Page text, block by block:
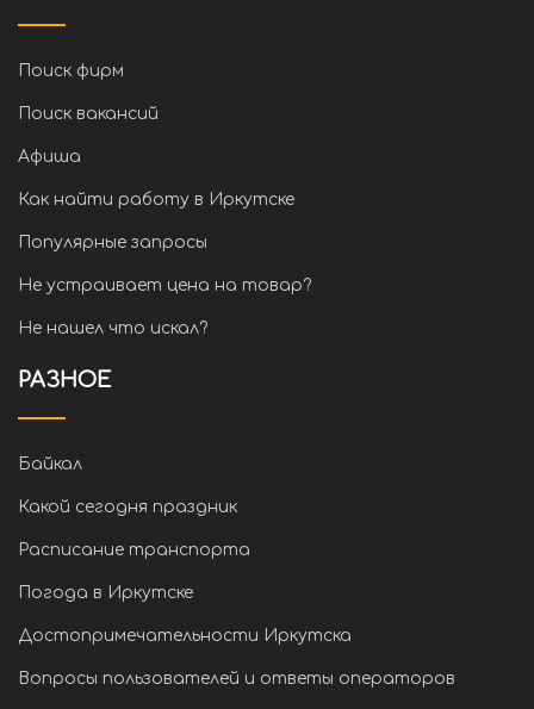
Поиск фирм
Поиск вакансий
Афиша
Как найти работу в Иркутске
Популярные запросы
Не устраивает цена на товар?
Не нашел что искал?
РАЗНОЕ
Байкал
Какой сегодня праздник
Расписание транспорта
Погода в Иркутске
Достопримечательности Иркутска
Вопросы пользователей и ответы операторов